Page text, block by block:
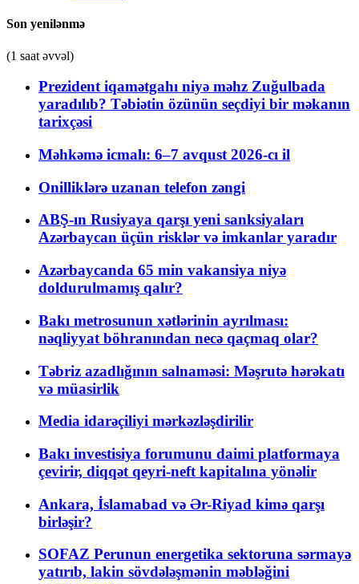
Son yenilənmə
(1 saat əvvəl)
Prezident iqamətgahı niyə məhz Zuğulbada
yaradılıb? Təbiətin özünün seçdiyi bir məkanın
tarixçəsi
Məhkəmə icmalı: 6–7 avqust 2026-cı il
Onilliklərə uzanan telefon zəngi
ABŞ-ın Rusiyaya qarşı yeni sanksiyaları
Azərbaycan üçün risklər və imkanlar yaradır
Azərbaycanda 65 min vakansiya niyə
doldurulmamış qalır?
Bakı metrosunun xətlərinin ayrılması:
nəqliyyat böhranından necə qaçmaq olar?
Təbriz azadlığının salnaməsi: Məşrutə hərəkatı
və müasirlik
Media idarəçiliyi mərkəzləşdirilir
Bakı investisiya forumunu daimi platformaya
çevirir, diqqət qeyri-neft kapitalına yönəlir
Ankara, İslamabad və Ər-Riyad kimə qarşı
birləşir?
SOFAZ Perunun energetika sektoruna sərmayə
yatırıb, lakin sövdələşmənin məbləğini